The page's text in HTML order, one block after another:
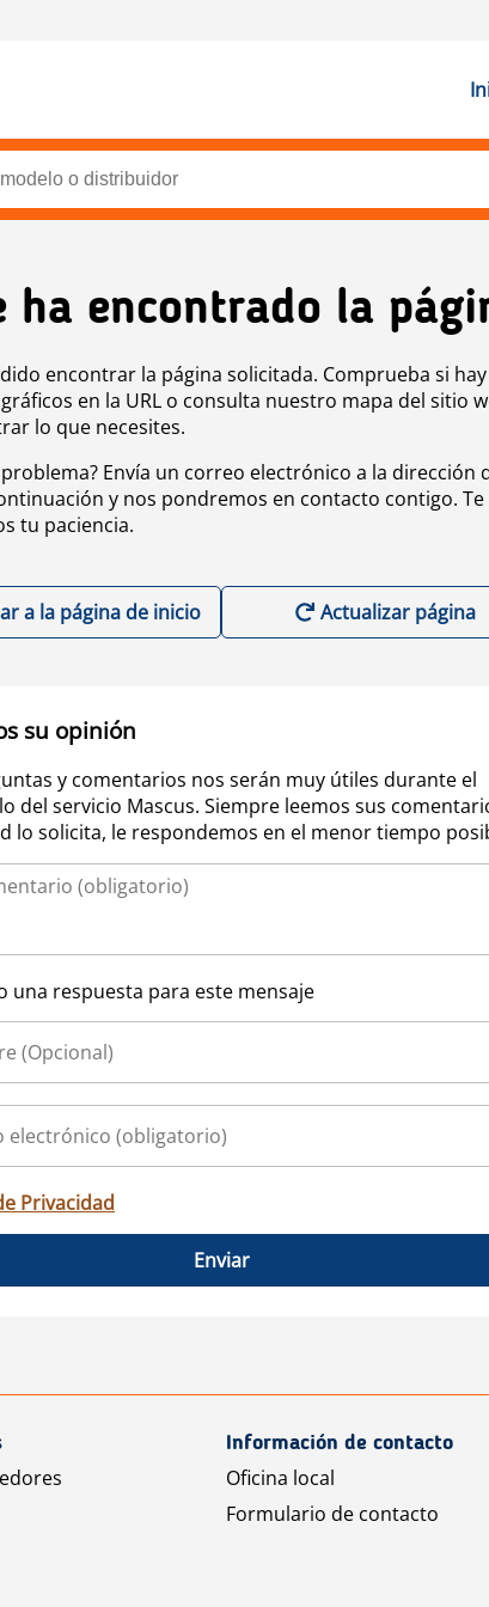
ha encontrado la
encontrar la página solicitada. Comprueba si hay
en la URL o consulta nuestro mapa del sitio
lo que necesites.
Envía un correo electrónico a la dirección
y nos pondremos en contacto contigo. Te
tu paciencia.
a la página de inicio Actualizar página
su opinión
y comentarios nos serán muy útiles durante el
del servicio Mascus. Siempre leemos sus
lo solicita, le respondemos en el menor tiempo
una respuesta para este mensaje
Privacidad
Enviar
Información de contacto
Oficina local
Formulario de contacto